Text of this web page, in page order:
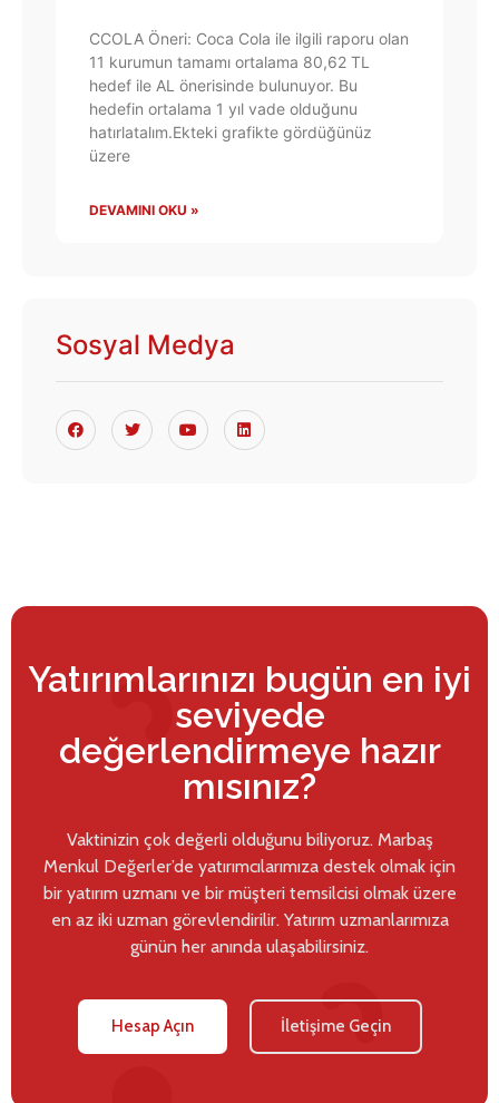
CCOLA Öneri: Coca Cola ile ilgili raporu olan
11 kurumun tamamı ortalama 80,62 TL
hedef ile AL önerisinde bulunuyor. Bu
hedefin ortalama 1 yıl vade olduğunu
hatırlatalım.Ekteki grafikte gördüğünüz
üzere
DEVAMINI OKU »
Sosyal Medya
Yatırımlarınızı bugün en iyi
seviyede
değerlendirmeye hazır
mısınız?
Vaktinizin çok değerli olduğunu biliyoruz. Marbaş
Menkul Değerler’de yatırımcılarımıza destek olmak için
bir yatırım uzmanı ve bir müşteri temsilcisi olmak üzere
en az iki uzman görevlendirilir. Yatırım uzmanlarımıza
günün her anında ulaşabilirsiniz.
Hesap Açın İletişime Geçin